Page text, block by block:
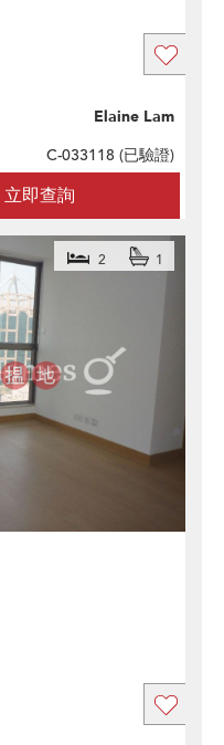
立即查詢
Elaine Lam
C-033118 (已驗證)
2 1